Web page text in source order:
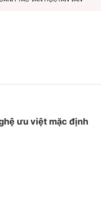
ưu việt mặc định